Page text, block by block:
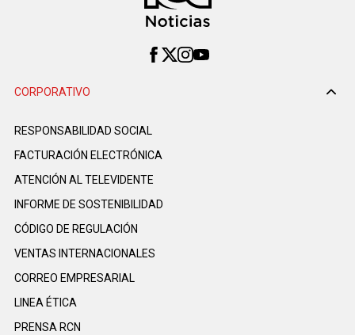
CORPORATIVO
RESPONSABILIDAD SOCIAL
FACTURACIÓN ELECTRÓNICA
ATENCIÓN AL TELEVIDENTE
INFORME DE SOSTENIBILIDAD
CÓDIGO DE REGULACIÓN
VENTAS INTERNACIONALES
CORREO EMPRESARIAL
LINEA ÉTICA
PRENSA RCN